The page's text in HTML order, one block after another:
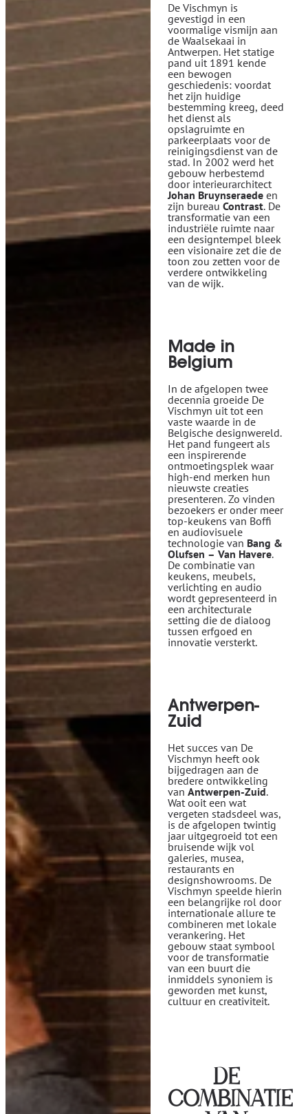
De Vischmyn is
gevestigd in een
voormalige vismijn aan
de Waalsekaai in
Antwerpen. Het statige
pand uit 1891 kende
een bewogen
geschiedenis: voordat
het zijn huidige
bestemming kreeg, deed
het dienst als
opslagruimte en
parkeerplaats voor de
reinigingsdienst van de
stad. In 2002 werd het
gebouw herbestemd
door interieurarchitect
Johan Bruynseraedeen
zijn bureau Contrast. De
transformatie van een
industriële ruimte naar
een designtempel bleek
een visionaire zet die de
toon zou zetten voor de
verdere ontwikkeling
van de wijk.
Made in
Belgium
In de afgelopen twee
decennia groeide De
Vischmyn uit tot een
vaste waarde in de
Belgische designwereld.
Het pand fungeert als
een inspirerende
ontmoetingsplek waar
high-end merken hun
nieuwste creaties
presenteren. Zo vinden
bezoekers er onder meer
top-keukens van Boffi
en audiovisuele
technologie van Bang &
Olufsen – Van Havere.
De combinatie van
keukens, meubels,
verlichting en audio
wordt gepresenteerd in
een architecturale
setting die de dialoog
tussen erfgoed en
innovatie versterkt.
Antwerpen-
Zuid
Het succes van De
Vischmyn heeft ook
bijgedragen aan de
bredere ontwikkeling
van Antwerpen-Zuid.
Wat ooit een wat
vergeten stadsdeel was,
is de afgelopen twintig
jaar uitgegroeid tot een
bruisende wijk vol
galeries, musea,
restaurants en
designshowrooms. De
Vischmyn speelde hierin
een belangrijke rol door
internationale allure te
combineren met lokale
verankering. Het
gebouw staat symbool
voor de transformatie
van een buurt die
inmiddels synoniem is
geworden met kunst,
cultuur en creativiteit.
DE
COMBINATIE